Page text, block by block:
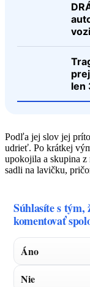
len
Podľa jej slov jej
udrieť. Po krátkej
upokojila a skupina z
sadli na lavičku,
Súhlasíte s tým,
komentovať
Áno
Nie